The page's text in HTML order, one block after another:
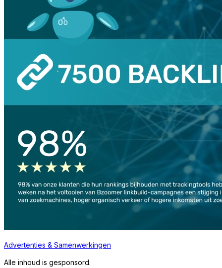
Advertenties & Samenwerkingen
Alle inhoud is gesponsord.